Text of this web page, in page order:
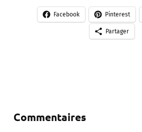
Facebook Pinterest
Partager
Commentaires